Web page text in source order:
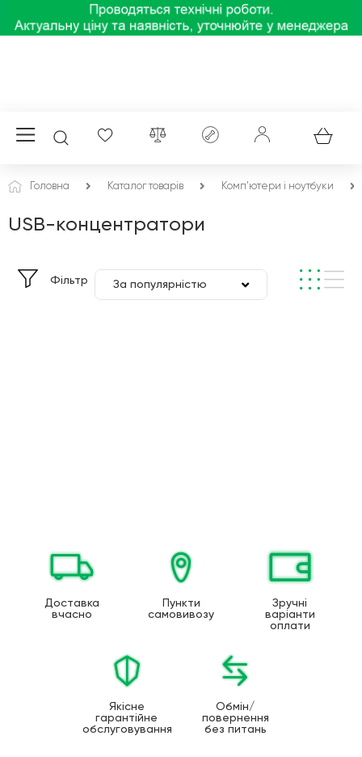
Головна Каталог товарів Комп'ютери і ноутбуки
USB-концентратори
Фільтр За популярністю
Доставка
вчасно
Пункти
самовивозу
Зручні
варіанти
оплати
Якісне
гарантійне
обслуговування
Обмін/
повернення
без питань